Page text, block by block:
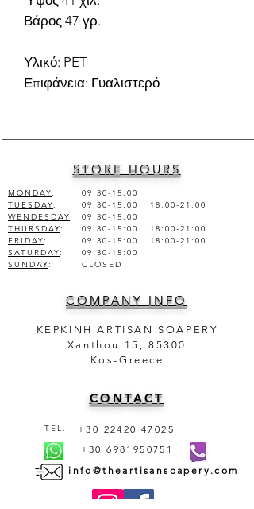
Βάρος 47 γρ.
Υλικό: PET
Επιφάνεια: Γυαλιστερό
STORE HOURS
MONDAY:
TUESDAY:
WENDESDAY:
THURSDAY:
FRIDAY:
SATURDAY:
SUNDAY:
09:30-15:00
09:30-15:00 18:00-21:00
09:30-15:00
09:30-15:00 18:00-21:00
09:30-15:00 18:00-21:00
09:30-15:00
CLOSED
COMPANY INFO
KEPKINH ARTISAN SOAPERY
Xanthou 15, 85300
Kos-Greece
CONTACT
TEL.
+30 22420 47025
+30 6981950751
info@theartisansoapery.com